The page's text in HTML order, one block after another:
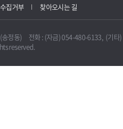
집거부 찾아오시는 길
송정동) 전화 : (자금) 054-480-6133, (기타
reserved.